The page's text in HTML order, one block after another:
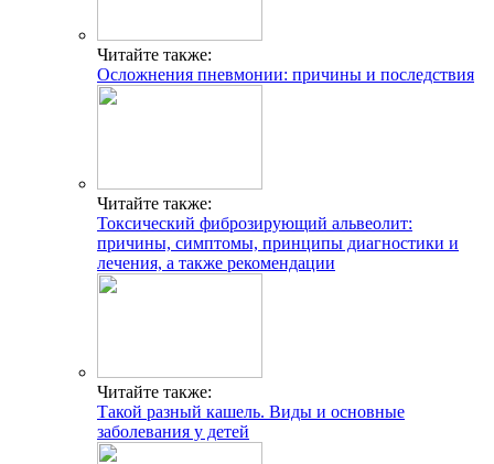
Читайте также:
Осложнения пневмонии: причины и последствия
Читайте также:
Токсический фиброзирующий альвеолит:
причины, симптомы, принципы диагностики и
лечения, а также рекомендации
Читайте также:
Такой разный кашель. Виды и основные
заболевания у детей